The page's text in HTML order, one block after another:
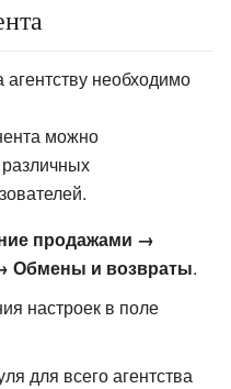
необходимо
можно
продажами →
Обмены и возвраты.
настроек в поле
для всего агентства